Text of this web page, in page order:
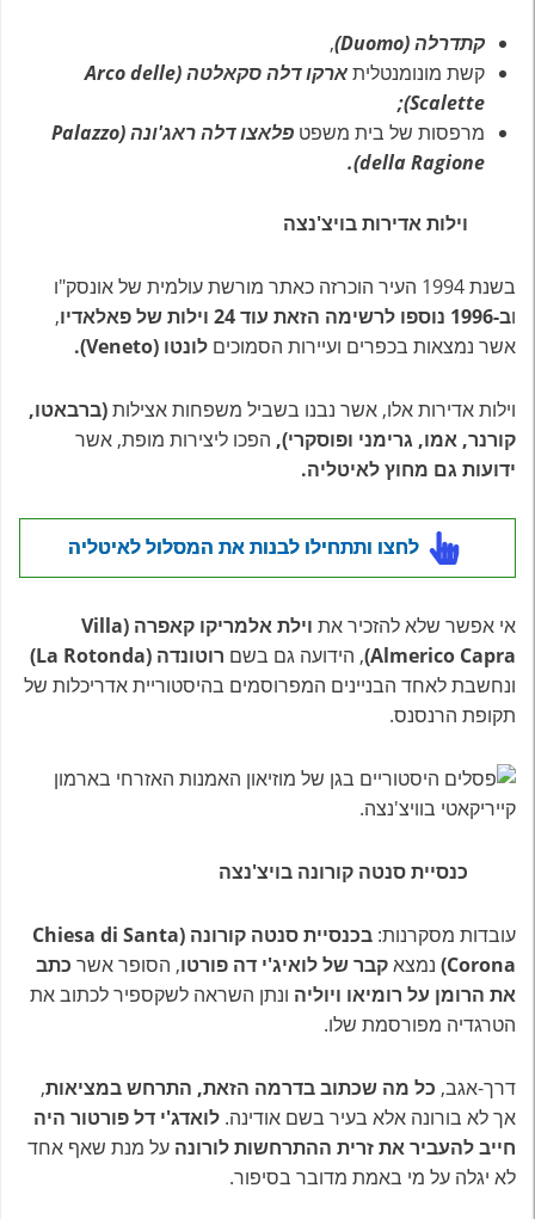
קתדרלה (Duomo)
,
קשת מונומנטלית
ארקו דלה סקאלטה (Arco delle
Scalette);
מרפסות של בית משפט
פלאצו דלה ראג'ונה (Palazzo
dellaRagione).
וילות אדירות בויצ'נצה
בשנת 1994 העיר הוכרזה כאתר מורשת עולמית של אונסק"ו
וב-1996 נוספו לרשימה הזאת עוד 24 וילות של פאלאדיו
,
אשר נמצאות בכפרים ועיירות הסמוכים לונטו (Veneto).
וילות אדירות אלו, אשר נבנו בשביל משפחות אצילות(ברבאטו,
קורנר, אמו, גרימני ופוסקרי), הפכו ליצירות מופת, אשר
ידועות גם מחוץ לאיטליה.
לחצו ותתחילו לבנות את המסלול לאיטליה
אי אפשר שלא להזכיר את
וילת אלמריקו קאפרה (Villa
Almerico Capra) , הידועה גם בשם רוטונדה (La Rotonda)
ונחשבת לאחד הבניינים המפרוסמים בהיסטוריית אדריכלות של
תקופת הרנסנס.
כנסיית סנטה קורונה בויצ'נצה
עובדות מסקרנות:
בכנסיית סנטה קורונה (Chiesa di Santa
Corona) נמצאקבר של לואיג'י דה פורטו, הסופר אשר כתב
את הרומן על רומיאו ויוליה ונתן השראה לשקספיר לכתוב את
הטרגדיה מפורסמת שלו.
דרך-אגב, כל מה שכתוב בדרמה הזאת, התרחש במציאות,
אך לא בורונה אלא בעיר בשם אודינה. לואדג'י דל פורטור היה
חייב להעביר את זרית ההתרחשות לורונה על מנת שאף אחד
לא יגלה על מי באמת מדובר בסיפור.